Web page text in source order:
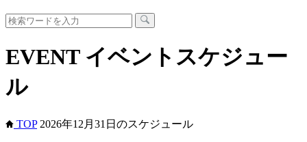
EVENT イベントスケジュー
ル
TOP 2026年12月31日のスケジュール